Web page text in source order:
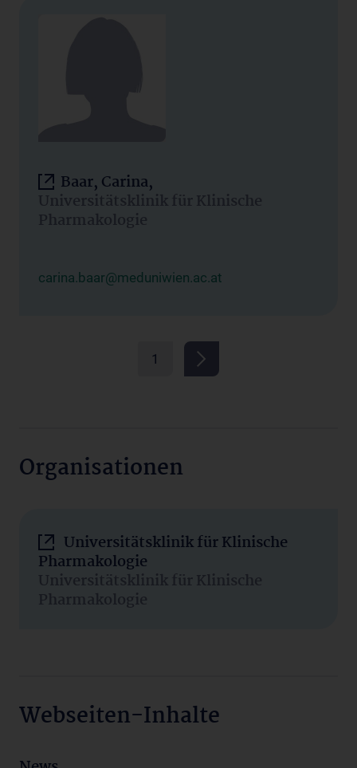
Baar, Carina,
Universitätsklinik für Klinische
Pharmakologie
carina.baar@meduniwien.ac.at
1
Organisationen
Universitätsklinik für Klinische
Pharmakologie
Universitätsklinik für Klinische
Pharmakologie
Webseiten-Inhalte